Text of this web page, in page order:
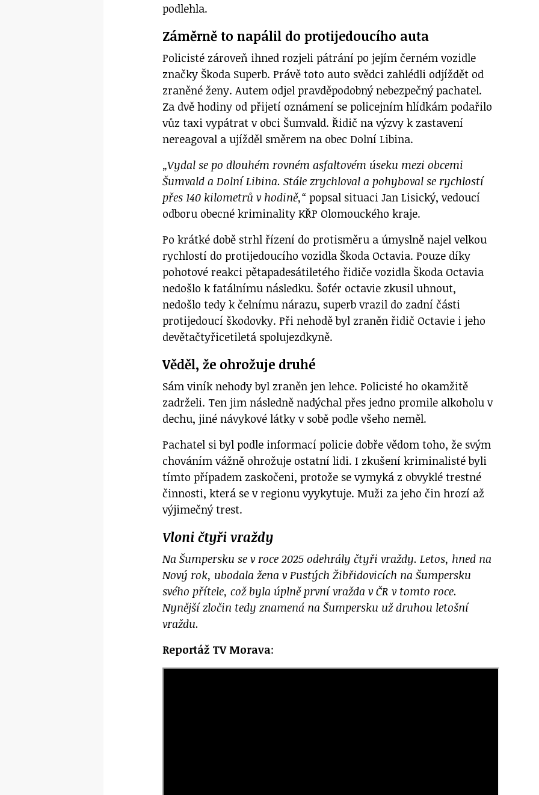
podlehla.
Záměrně to napálil do protijedoucího auta
Policisté zároveň ihned rozjeli pátrání po jejím černém vozidle
značky Škoda Superb. Právě toto auto svědci zahlédli odjíždět od
zraněné ženy. Autem odjel pravděpodobný nebezpečný pachatel.
Za dvě hodiny od přijetí oznámení se policejním hlídkám podařilo
vůz taxi vypátrat v obci Šumvald. Řidič na výzvy k zastavení
nereagoval a ujížděl směrem na obec Dolní Libina.
„Vydal se po dlouhém rovném asfaltovém úseku mezi obcemi
Šumvald a Dolní Libina. Stále zrychloval a pohyboval se rychlostí
přes 140 kilometrů v hodině,“ popsal situaci Jan Lisický, vedoucí
odboru obecné kriminality KŘP Olomouckého kraje.
Po krátké době strhl řízení do protisměru a úmyslně najel velkou
rychlostí do protijedoucího vozidla Škoda Octavia. Pouze díky
pohotové reakci pětapadesátiletého řidiče vozidla Škoda Octavia
nedošlo k fatálnímu následku. Šofér octavie zkusil uhnout,
nedošlo tedy k čelnímu nárazu, superb vrazil do zadní části
protijedoucí škodovky. Při nehodě byl zraněn řidič Octavie i jeho
devětačtyřicetiletá spolujezdkyně.
Věděl, že ohrožuje druhé
Sám viník nehody byl zraněn jen lehce. Policisté ho okamžitě
zadrželi. Ten jim následně nadýchal přes jedno promile alkoholu v
dechu, jiné návykové látky v sobě podle všeho neměl.
Pachatel si byl podle informací policie dobře vědom toho, že svým
chováním vážně ohrožuje ostatní lidi. I zkušení kriminalisté byli
tímto případem zaskočeni, protože se vymyká z obvyklé trestné
činnosti, která se v regionu vyykytuje. Muži za jeho čin hrozí až
výjimečný trest.
Vloni čtyři vraždy
Na Šumpersku se v roce 2025 odehrály čtyři vraždy. Letos, hned na
Nový rok, ubodala žena v Pustých Žibřidovicích na Šumpersku
svého přítele, což byla úplně první vražda v ČR v tomto roce.
Nynější zločin tedy znamená na Šumpersku už druhou letošní
vraždu.
Reportáž TV Morava: